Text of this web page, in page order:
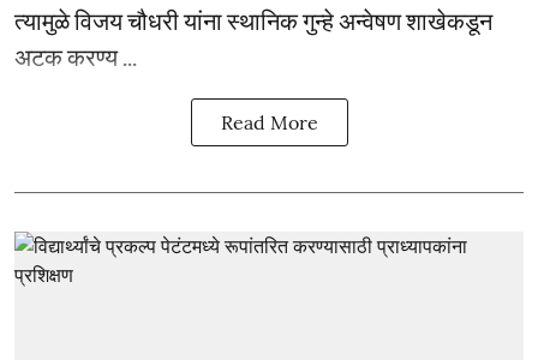
त्यामुळे विजय चौधरी यांना स्थानिक गुन्हे अन्वेषण शाखेकडून
अटक करण्य ...
Read More